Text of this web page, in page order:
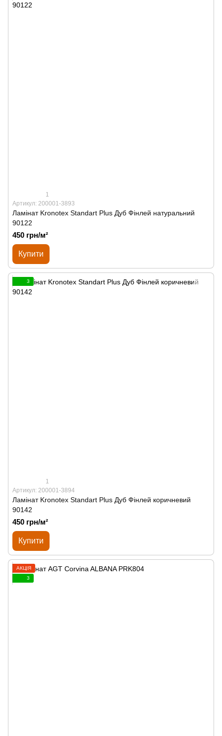
1
Артикул: 200001-3893
Ламінат Kronotex Standart Plus Дуб Фінлей натуральний
90122
450 грн/м²
Купити
3
1
Артикул: 200001-3894
Ламінат Kronotex Standart Plus Дуб Фінлей коричневий
90142
450 грн/м²
Купити
АКЦІЯ
3